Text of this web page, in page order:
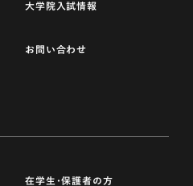
大学院入試情報
お問い合わせ
在学生・保護者の方